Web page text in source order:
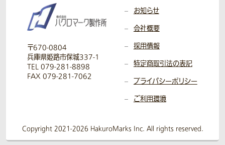
〒670-0804
兵庫県姫路市保城337-1
TEL 079-281-8898
FAX 079-281-7062
お知らせ
会社概要
採用情報
特定商取引法の表記
プライバシーポリシー
ご利用環境
Copyright 2021-2026 HakuroMarks Inc. All rights reserved.